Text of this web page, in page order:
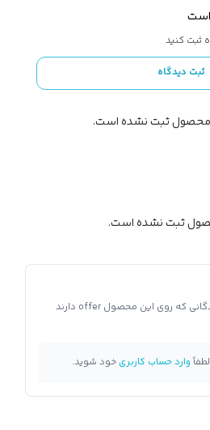
است
ثبت کنید
ثبت دیدگاه
محصول ثبت نشده است.
ثبت نشده است.
سوال شما برای تمام فروشندگانی که روی این محصول offer دارند
وارد حساب کاربریخود شوید.